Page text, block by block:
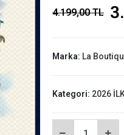
4.199,00 TL
Marka: La
Kategori: 2026